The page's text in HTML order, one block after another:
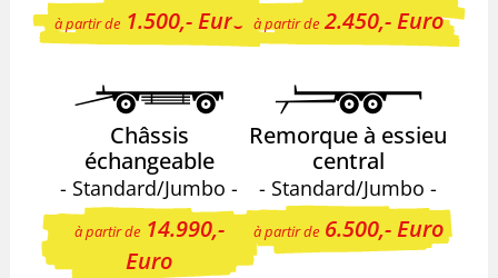
à partir de1.500,- Euro à partir de2.450,- Euro
Châssis
échangeable
- Standard/Jumbo -
à partir de14.990,-
Euro
Remorque à essieu
central
- Standard/Jumbo -
à partir de6.500,- Euro